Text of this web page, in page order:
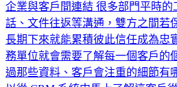
企業與客戶間連結 很多部門平時
話、文件往返等溝通，雙方之間若
長期下來就能累積彼此信任成為忠
務單位就會需要了解每一個客戶的
過那些資料、客戶會注重的細節有